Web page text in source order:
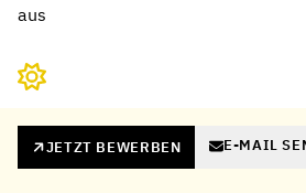
aus
JETZT BEWERBEN E-MAIL